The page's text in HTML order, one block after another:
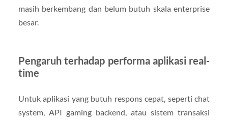
masih berkembang dan belum butuh skala enterprise
besar.
Pengaruh terhadap performa aplikasi real-
time
Untuk aplikasi yang butuh respons cepat, seperti chat
system, API gaming backend, atau sistem transaksi